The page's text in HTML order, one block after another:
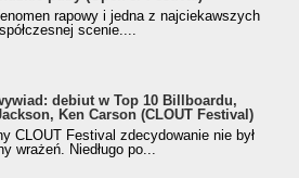
rapowy i jedna z najciekawszych
scenie....
debiut w Top 10 Billboardu,
Ken Carson (CLOUT Festival)
CLOUT Festival zdecydowanie nie był
wrażeń. Niedługo po...